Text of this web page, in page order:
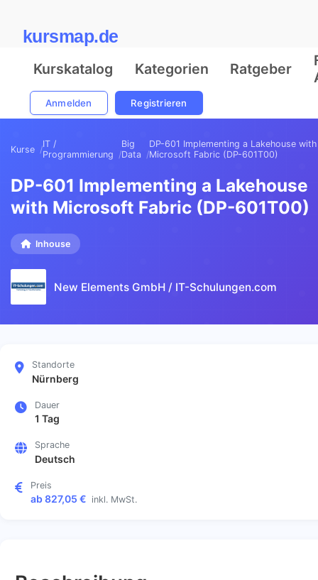
kursmap.de
Kurskatalog Kategorien Ratgeber
Anmelden Registrieren
Kurse
IT /
Programmierung
Big
Data
DP-601 Implementing a Lakehouse with
Microsoft Fabric (DP-601T00)
DP-601 Implementing a Lakehouse
with Microsoft Fabric (DP-601T00)
Inhouse
New Elements GmbH / IT-Schulungen.com
Standorte
Nürnberg
Dauer
1 Tag
Sprache
Deutsch
Preis
ab 827,05 € inkl. MwSt.